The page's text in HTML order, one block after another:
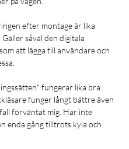
att dina data och
tillfälliga åtkomstkoder med
efter montage är lika
såväl den digitala
att lägga till användare och
fungerar lika bra.
funger långt bättre även
förväntat mig. Har inte
enda gång tilltrots kyla och